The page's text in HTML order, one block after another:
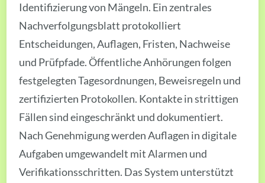
Identifizierung von Mängeln. Ein zentrales
Nachverfolgungsblatt protokolliert
Entscheidungen, Auflagen, Fristen, Nachweise
und Prüfpfade. Öffentliche Anhörungen folgen
festgelegten Tagesordnungen, Beweisregeln und
zertifizierten Protokollen. Kontakte in strittigen
Fällen sind eingeschränkt und dokumentiert.
Nach Genehmigung werden Auflagen in digitale
Aufgaben umgewandelt mit Alarmen und
Verifikationsschritten. Das System unterstützt